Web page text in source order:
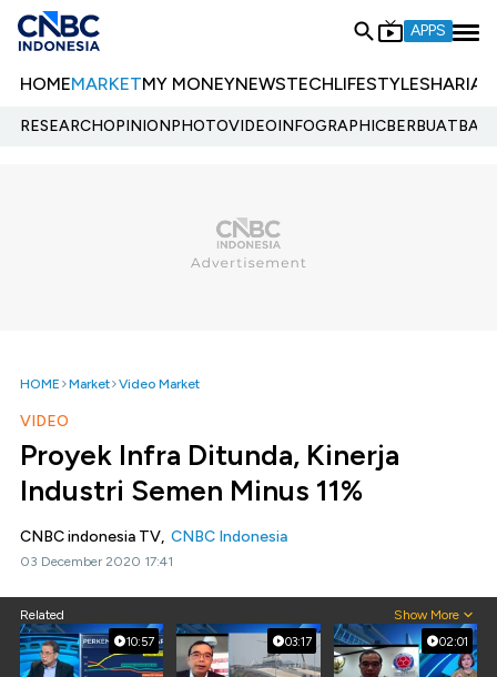
APPS
HOMEMARKETMY MONEYNEWSTECHLIFESTYLESHARIA
RESEARCHOPINIONPHOTOVIDEOINFOGRAPHIC
HOME Market Video Market
VIDEO
Proyek Infra Ditunda, Kinerja
Industri Semen Minus 11%
CNBC indonesia TV, CNBC Indonesia
03 December 2020 17:41
Related Show More
10:57 03:17 02:01